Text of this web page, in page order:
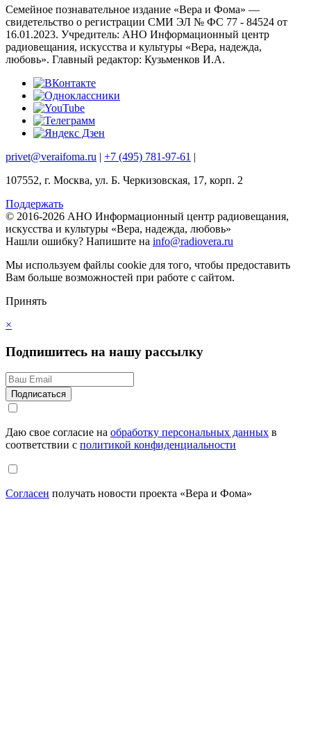
Семейное познавательное издание «Вера и Фома» —
свидетельство о регистрации СМИ ЭЛ № ФС 77 - 84524 от
16.01.2023. Учредитель: АНО Информационный центр
радиовещания, искусства и культуры «Вера, надежда,
любовь». Главный редактор: Кузьменков И.А.
privet@veraifoma.ru | +7 (495) 781-97-61 |
107552, г. Москва, ул. Б. Черкизовская, 17, корп. 2
Поддержать
© 2016-2026 АНО Информационный центр радиовещания,
искусства и культуры «Вера, надежда, любовь»
Нашли ошибку? Напишите на info@radiovera.ru
Мы используем файлы cookie для того, чтобы предоставить
Вам больше возможностей при работе с сайтом.
Принять
×
Подпишитесь на нашу рассылку
Даю свое согласие на обработку персональных данных в
соответствии с политикой конфиденциальности
Согласен получать новости проекта «Вера и Фома»